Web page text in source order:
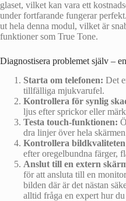
glaset, vilket kan vara ett
under fortfarande fungerar
ut hela denna modul, vilket är
funktioner som True Tone.
Diagnostisera problemet själv –
Starta om telefonen: Det
tillfälliga mjukvarufel.
Kontrollera för synlig
ljus efter sprickor eller
Testa touch-funktionen:
dra linjer över hela
Kontrollera
efter oregelbundna färger,
Anslut till en extern
för att ansluta till en
bilden där är det nästan
alltid fråga en expert hur